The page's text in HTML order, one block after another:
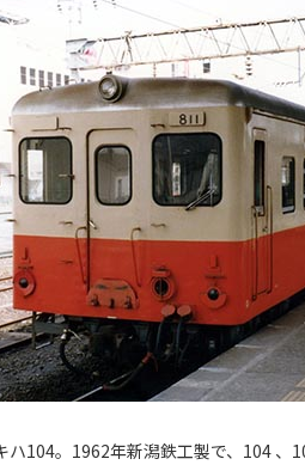
ハ104。1962年新潟鉄工製で、104